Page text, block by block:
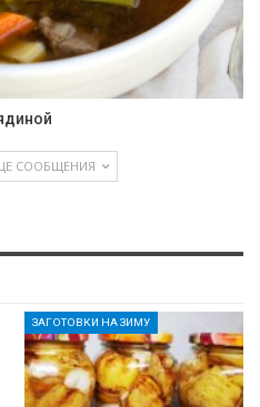
СООБЩЕНИЯ
ЗАГОТОВКИ НА ЗИМУ